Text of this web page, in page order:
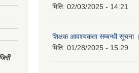
मिति: 02/03/2025 - 14:21
शिक्षक आवश्यकता सम्बन्धी सूचना ।
मिति: 01/28/2025 - 15:29